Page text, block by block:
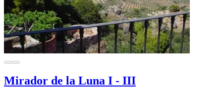
Mirador de la Luna I - III